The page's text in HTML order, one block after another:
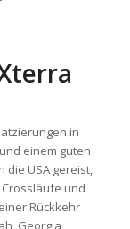
in
einem guten
die USA gereist,
und
Rückkehr
Georgia